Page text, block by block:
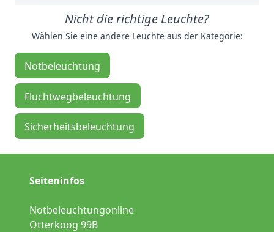
Nicht die richtige Leuchte?
Wählen Sie eine andere Leuchte aus der Kategorie:
Notbeleuchtung
Fluchtwegbeleuchtung
Sicherheitsbeleuchtung
Seiteninfos
Notbeleuchtungonline
Otterkoog 99B